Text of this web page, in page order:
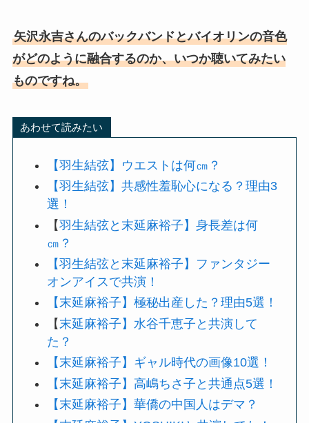
矢沢永吉さんのバックバンドとバイオリンの音色
がどのように融合するのか、いつか聴いてみたい
ものですね。
あわせて読みたい
【羽生結弦】ウエストは何㎝？
【羽生結弦】共感性羞恥心になる？理由3
選！
【羽生結弦と末延麻裕子】身長差は何
㎝？
【羽生結弦と末延麻裕子】ファンタジー
オンアイスで共演！
【末延麻裕子】極秘出産した？理由5選！
【 末延麻裕子】水谷千恵子と共演して
た？
【末延麻裕子】ギャル時代の画像10選！
【末延麻裕子】高嶋ちさ子と共通点5選！
【末延麻裕子】華僑の中国人はデマ？